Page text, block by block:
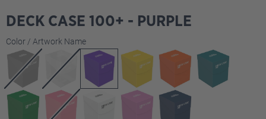
DECK CASE 100+ - PURPLE
Seleccione
Color / Artwork Name